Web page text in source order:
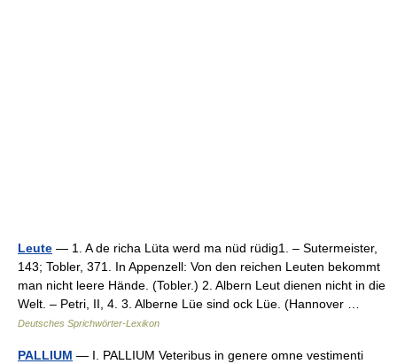
Leute — 1. A de richa Lüta werd ma nüd rüdig1. – Sutermeister,
143; Tobler, 371. In Appenzell: Von den reichen Leuten bekommt
man nicht leere Hände. (Tobler.) 2. Albern Leut dienen nicht in die
Welt. – Petri, II, 4. 3. Alberne Lüe sind ock Lüe. (Hannover …
Deutsches Sprichwörter-Lexikon
PALLIUM — I. PALLIUM Veteribus in genere omne vestimenti